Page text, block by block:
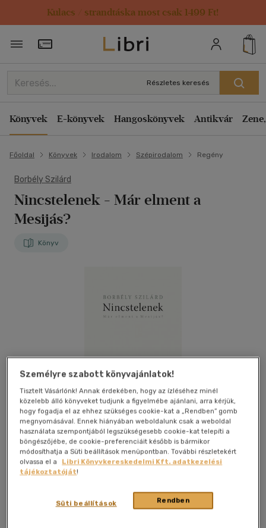
Kulacs / strandtáska most csak 1499 Ft!
Törzsvásárlói Kártya adatai
Részletes keresés
Könyvek E-könyvek Hangoskönyvek Antikvár
Főoldal Könyvek Irodalom Szépirodalom Regény
Borbély Szilárd
Nincstelenek - Már elment a
Mesijás?
Könyv
Kívánságlistához adom
Személyre szabott könyvajánlatok!
Tisztelt Vásárlónk! Annak érdekében, hogy az ízléséhez minél
közelebb álló könyveket tudjunk a figyelmébe ajánlani, arra kérjük,
hogy fogadja el az ehhez szükséges cookie-kat a „Rendben” gomb
megnyomásával. Ennek hiányában weboldalunk csak a weboldal
használata szempontjából legszükségesebb cookie-kat telepíti a
böngészőjébe, de cookie-preferenciáit később is bármikor
módosíthatja a Süti beállítások menüpontban. További részletekért
olvassa el a
Libri Könyvkereskedelmi Kft. adatkezelési
tájékoztatóját!
Rendben
Süti beállítások